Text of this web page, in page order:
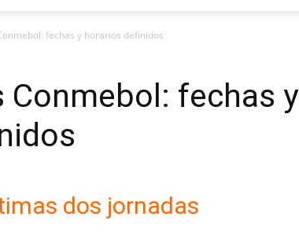
fechas y horarios definidos
Conmebol: fechas y
dos jornadas